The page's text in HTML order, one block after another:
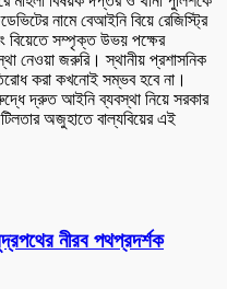
নামে বেআইনি বিয়ে রেজিস্ট্রি
সম্পৃক্ত উভয় পক্ষের
নেওয়া জরুরি। স্থানীয় প্রশাসনিক
করা কখনোই সম্ভব হবে না।
দ্রুত আইনি ব্যবস্থা নিয়ে সরকার
অজুহাতে বাল্যবিয়ের এই
নীরব পথপ্রদর্শক